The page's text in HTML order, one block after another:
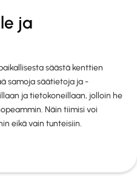
ja
säästä kenttien
samoja säätietoja ja -
ja tietokoneillaan, jolloin he
Näin tiimisi voi
eikä vain tunteisiin.